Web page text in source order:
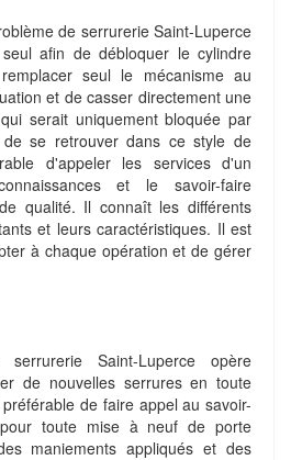
de serrurerie Saint-Luperce
afin de débloquer le cylindre
seul le mécanisme au
et de casser directement une
serait uniquement bloquée par
se retrouver dans ce style de
d'appeler les services d'un
et le savoir-faire
qualité. Il connaît les différents
et leurs caractéristiques. Il est
à chaque opération et de gérer
Saint-Luperce opère
de nouvelles serrures en toute
de faire appel au savoir-
toute mise à neuf de porte
maniements appliqués et des